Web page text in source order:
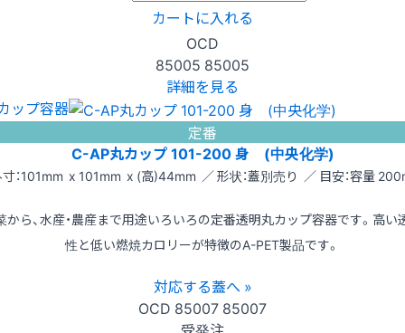
カートに入れる
OCD
85005 85005
詳細を見る
ップ容器
定番
C-AP丸カップ 101-200 身 (中央化学)
：101mm x 101mm x (高)44mm ／ 形状：蓋別売り ／ 目安：容量
から、水産・農産まで用途いろいろの定番透明丸カップ容器です。高い
性と低い燃焼カロリーが特徴のA-PET製品です。
対応する蓋へ »
OCD 85007 85007